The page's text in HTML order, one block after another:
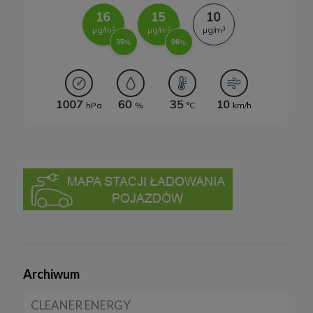
Archiwum
CLEANER ENERGY
Twoje dane osobowe mogą być udostępnione podmiotom i
organom upoważnionym do przetwarzania tych danych na
podstawie przepisów prawa.
Twoje dane osobowe mogą być przekazywane podmiotom
przetwarzającym dane osobowe na zlecenie administratorów, m.in.
dostawcom usług IT, firmom księgowym, przy czym takie
podmioty przetwarzają dane na podstawie umowy z
administratorami i wyłącznie zgodnie z poleceniami
administratorów.
b) prawo do sprostowania (poprawiania) swoich danych;
c) prawo do usunięcia danych, ograniczenia przetwarzania danych;
f) prawo do wniesienia skargi do organu nadzorczego.
organizacji międzynarodowej